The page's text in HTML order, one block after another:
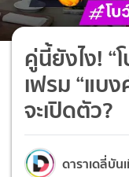
คู่นี้ยังไง! “
เฟรม “แบ
จะเปิดตัว?
ดาราเดลี่บัน